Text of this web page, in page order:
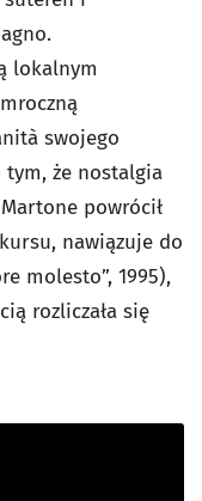
lokalnym
swojego
że nostalgia
powrócił
nawiązuje do
molesto”, 1995),
rozliczała się